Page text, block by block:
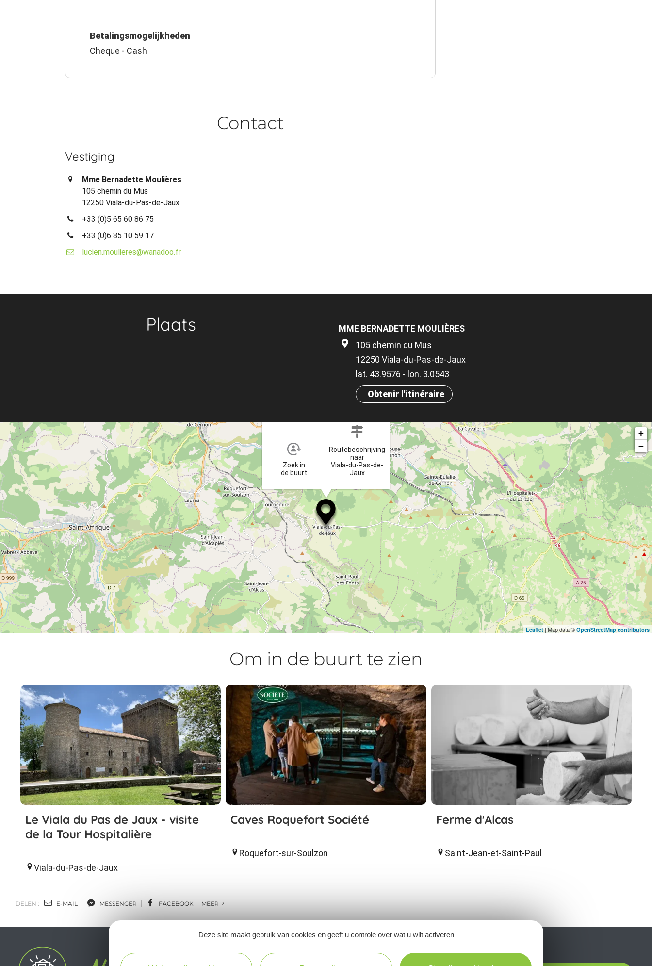
Betalingsmogelijkheden
Cheque - Cash
Contact
Vestiging
Mme Bernadette Moulières
105 chemin du Mus
12250 Viala-du-Pas-de-Jaux
+33 (0)5 65 60 86 75
+33 (0)6 85 10 59 17
lucien.moulieres@wanadoo.fr
Plaats
MME BERNADETTE MOULIÈRES
105 chemin du Mus
12250 Viala-du-Pas-de-Jaux
lat. 43.9576 - lon. 3.0543
Obtenir l'itinéraire
Zoek in
de buurt
Routebeschrijving
naar
Viala-du-Pas-de-
Jaux
+
−
Leaflet | Map data © OpenStreetMap contributors
Om in de buurt te zien
Le Viala du Pas de Jaux - visite
de la Tour Hospitalière
Viala-du-Pas-de-Jaux
Caves Roquefort Société
Roquefort-sur-Soulzon
Ferme d'Alcas
Saint-Jean-et-Saint-Paul
DELEN : E-MAIL MESSENGER FACEBOOK MEER
Deze site maakt gebruik van cookies en geeft u controle over wat u wilt activeren